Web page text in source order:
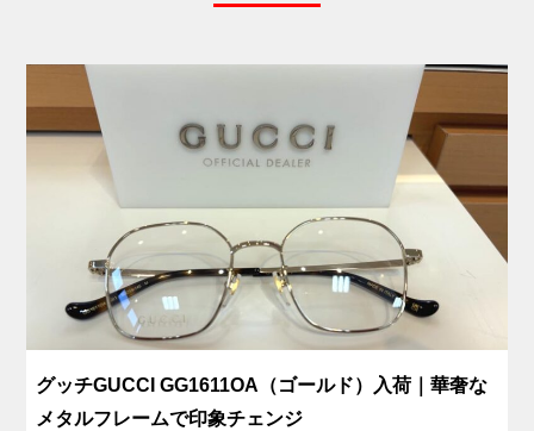
グッチGUCCI GG1611OA（ゴールド）入荷｜華奢な
メタルフレームで印象チェンジ